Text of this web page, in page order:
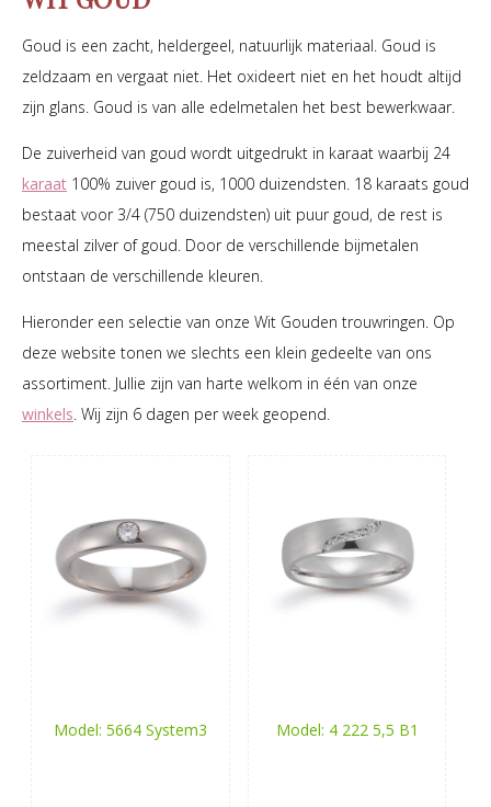
Goud is een zacht, heldergeel, natuurlijk materiaal. Goud is
zeldzaam en vergaat niet. Het oxideert niet en het houdt altijd
zijn glans. Goud is van alle edelmetalen het best bewerkwaar.
De zuiverheid van goud wordt uitgedrukt in karaat waarbij 24
karaat 100% zuiver goud is, 1000 duizendsten. 18 karaats goud
bestaat voor 3/4 (750 duizendsten) uit puur goud, de rest is
meestal zilver of goud. Door de verschillende bijmetalen
ontstaan de verschillende kleuren.
Hieronder een selectie van onze Wit Gouden trouwringen. Op
deze website tonen we slechts een klein gedeelte van ons
assortiment. Jullie zijn van harte welkom in één van onze
winkels. Wij zijn 6 dagen per week geopend.
Model: 5664 System3 Model: 4 222 5,5 B1